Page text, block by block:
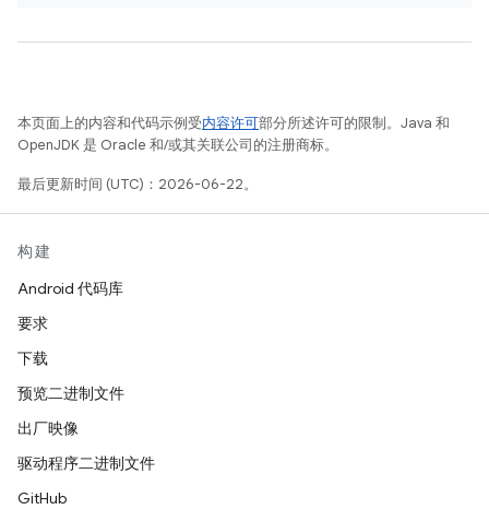
本页面上的内容和代码示例受内容许可部分所述许可的限制。Java 和
OpenJDK 是 Oracle 和/或其关联公司的注册商标。
最后更新时间 (UTC)：2026-06-22。
构建
Android 代码库
要求
下载
预览二进制文件
出厂映像
驱动程序二进制文件
GitHub